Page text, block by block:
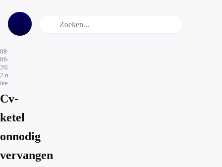
08-
06-
2026
2 min.
leestijd
Cv-
ketel
onnodig
vervangen